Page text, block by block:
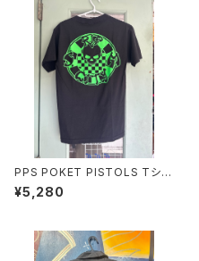
PPS POKET PISTOLS Tシャ
ツ
¥5,280